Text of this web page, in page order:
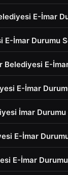
E-İmar
E-İmar Durumu
Belediyesi E-
E-İmar
İmar Durumu
E-İmar
E-İmar